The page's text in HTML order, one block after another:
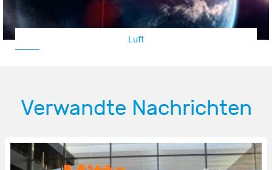
Luft
Verwandte Nachrichten